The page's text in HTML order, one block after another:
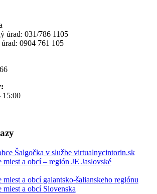
úrad: 031/786 1105
0904 761 105
15:00
Šalgočka v službe virtualnycintorin.sk
miest a obcí – región JE Jaslovské
miest a obcí galantsko-šalianskeho regiónu
miest a obcí Slovenska